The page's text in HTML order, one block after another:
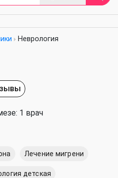
Неврология
1 врач
Лечение мигрени
детская